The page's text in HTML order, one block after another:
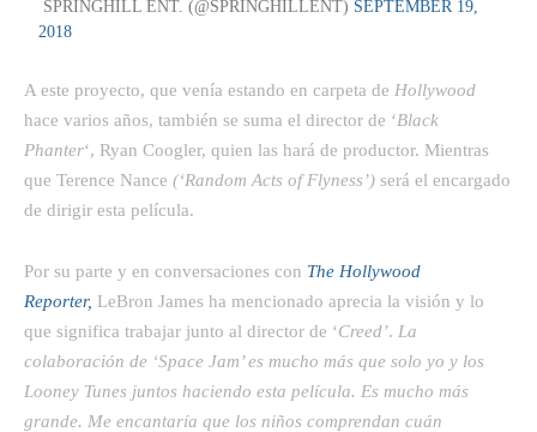
 SPRINGHILL ENT. (@SPRINGHILLENT) SEPTEMBER 19,
2018
A este proyecto, que venía estando en carpeta de Hollywood
hace varios años, también se suma el director de ‘Black
Phanter‘, Ryan Coogler, quien las hará de productor. Mientras
que Terence Nance (‘Random Acts of Flyness’) será el encargado
de dirigir esta película.
Por su parte y en conversaciones con The Hollywood
Reporter, LeBron James ha mencionado aprecia la visión y lo
que significa trabajar junto al director de ‘Creed’.  La
colaboración de ‘Space Jam’ es mucho más que solo yo y los
Looney Tunes juntos haciendo esta película. Es mucho más
grande. Me encantaría que los niños comprendan cuán